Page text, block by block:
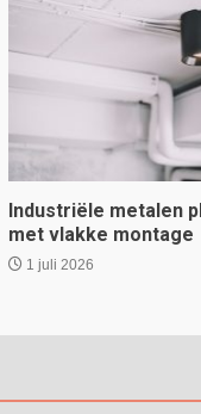
Industriële metalen
met vlakke montage
1 juli 2026